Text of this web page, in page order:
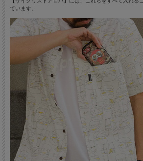
ています。